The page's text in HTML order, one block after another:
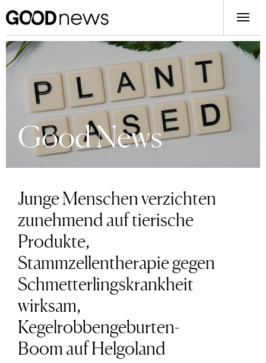
Good News
Junge Menschen verzichten
zunehmend auf tierische
Produkte,
Stammzellentherapie gegen
Schmetterlingskrankheit
wirksam,
Kegelrobbengeburten-
Boom auf Helgoland